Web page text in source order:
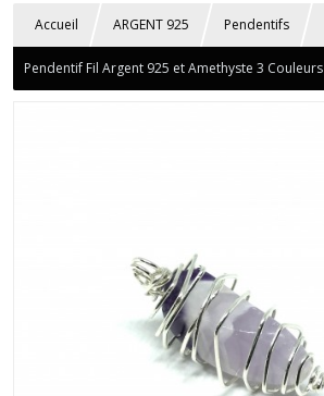
Accueil ARGENT 925 Pendentifs
Pendentif Fil Argent 925 et Amethyste 3 Couleurs